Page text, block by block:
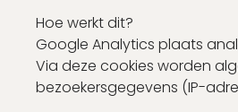
Hoe werkt dit?
Google Analytics plaats
Via deze cookies worden
bezoekersgegevens (IP-